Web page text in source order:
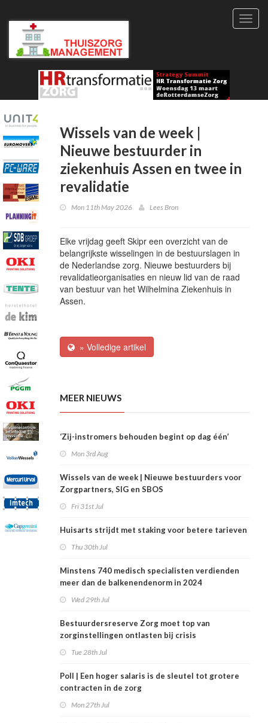
Wissels van de week |
Nieuwe bestuurder in
ziekenhuis Assen en twee in
revalidatie
Mon 11th May 2026 Lees Bron
Elke vrijdag geeft Skipr een overzicht van de
belangrijkste wisselingen in de bestuurslagen in
de Nederlandse zorg. Nieuwe bestuurders bij
revalidatieorganisaties en nieuw lid van de raad
van bestuur van het Wilhelmina Ziekenhuis in
Assen.
» Volledige artikel
MEER NIEUWS
‘Zij-instromers behouden begint op dag één’
Mon 3rd Aug
Wissels van de week | Nieuwe bestuurders voor
Zorgpartners, SIG en SBOS
Fri 31st Jul
Huisarts strijdt met staking voor betere tarieven
Thu 30th Jul
Minstens 740 medisch specialisten verdienden
meer dan de balkenendenorm in 2024
Wed 29th Jul
Bestuurdersreserve Zorg moet top van
zorginstellingen ontlasten bij crisis
Tue 28th Jul
Poll | Een hoger salaris is de sleutel tot grotere
contracten in de zorg
Mon 27th Jul